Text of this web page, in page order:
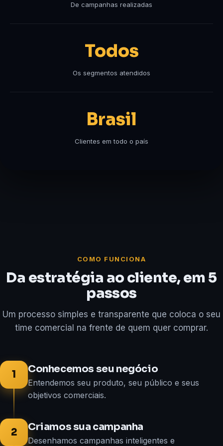
De campanhas realizadas
Todos
Os segmentos atendidos
Brasil
Clientes em todo o país
COMO FUNCIONA
Da estratégia ao cliente, em 5
passos
Um processo simples e transparente que coloca o seu
time comercial na frente de quem quer comprar.
1 Conhecemos seu negócio
Entendemos seu produto, seu público e seus
objetivos comerciais.
2 Criamos sua campanha
Desenhamos campanhas inteligentes e